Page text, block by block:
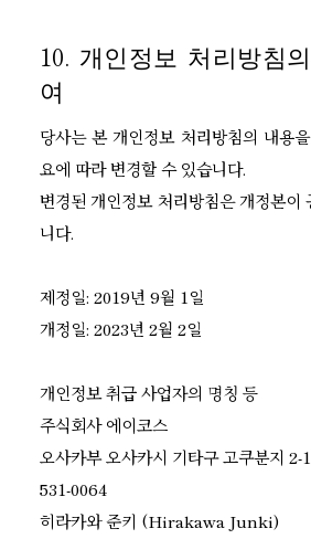
10. 개인정보 처리방침
여
당사는 본 개인정보 처리방침의 내용
요에 따라 변경할 수 있습니다.
변경된 개인정보 처리방침은 개정본이
니다.
제정일: 2019년 9월 1일
개정일: 2023년 2월 2일
개인정보 취급 사업자의 명칭 등
주식회사 에이코스
오사카부 오사카시 기타구 고쿠분지 2-
531-0064
히라카와 준키 (Hirakawa Junki)